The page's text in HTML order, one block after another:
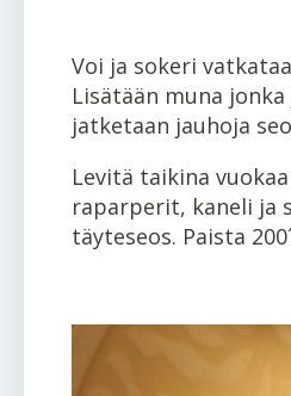
Voi ja sokeri
Lisätään muna jonka
jatketaan jauhoja
Levitä taikina
raparperit, kaneli ja
täyteseos. Paista